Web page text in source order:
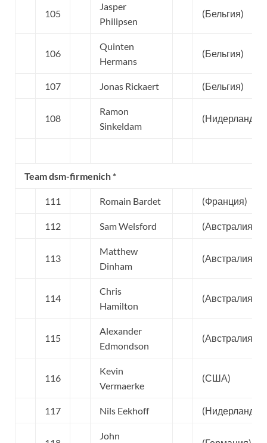
105
Jasper
Philipsen
(Бельгия)
106
Quinten
Hermans
(Бельгия)
107 Jonas Rickaert (Бельгия)
108
Ramon
Sinkeldam
(Нидерланды)
Team dsm-firmenich *
111 Romain Bardet (Франция)
112 Sam Welsford (Австралия)
113
Matthew
Dinham
(Австралия)
114
Chris
Hamilton
(Австралия)
115
Alexander
Edmondson
(Австралия)
116
Kevin
Vermaerke
(США)
117 Nils Eekhoff (Нидерланды)
John